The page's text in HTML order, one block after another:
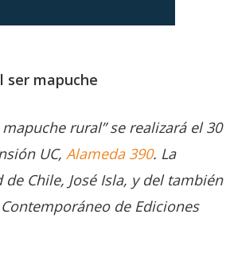
ser mapuche
rural” se realizará el 30
UC, Alameda 390. La
Chile, José Isla, y del también
de Ediciones